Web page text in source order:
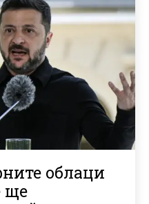
облаци
ще